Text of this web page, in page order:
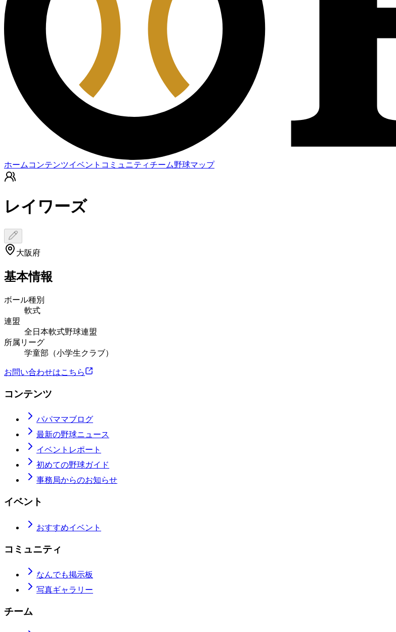
ホーム コンテンツイベント コミュニティチーム野球マップ
レイワーズ
大阪府
基本情報
ボール種別
軟式
連盟
全日本軟式野球連盟
所属リーグ
学童部（小学生クラブ）
お問い合わせはこちら
コンテンツ
パパママブログ
最新の野球ニュース
イベントレポート
初めての野球ガイド
事務局からのお知らせ
イベント
おすすめイベント
コミュニティ
なんでも掲示板
写真ギャラリー
チーム